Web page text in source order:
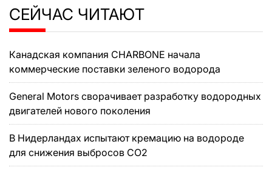
СЕЙЧАС ЧИТАЮТ
Канадская компания CHARBONE начала
коммерческие поставки зеленого водорода
General Motors сворачивает разработку водородных
двигателей нового поколения
В Нидерландах испытают кремацию на водороде
для снижения выбросов CO2